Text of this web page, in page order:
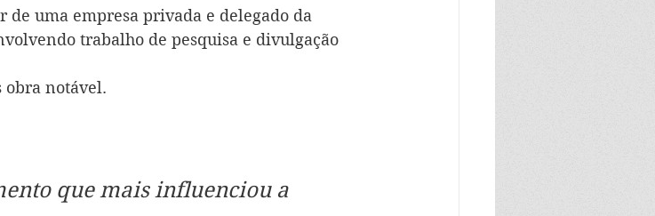
uma empresa privada e delegado da
trabalho de pesquisa e divulgação
obra notável.
que mais influenciou a